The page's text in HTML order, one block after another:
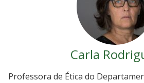
Carla
Professora de Ética do